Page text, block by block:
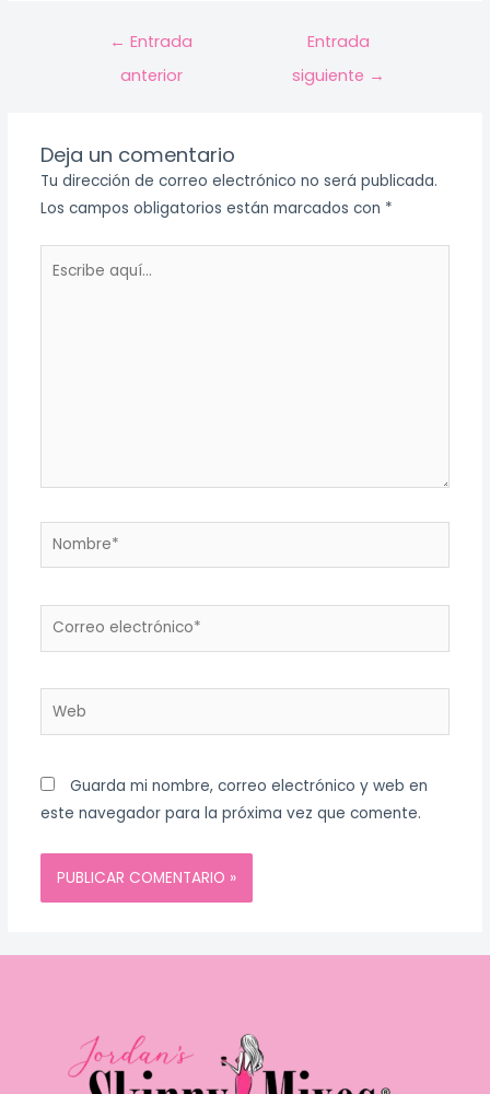
← Entrada
anterior
Entrada
siguiente →
Deja un comentario
Tu dirección de correo electrónico no será publicada.
Los campos obligatorios están marcados con *
Nombre*
Correo
Web
Guarda mi nombre, correo electrónico y web en
este navegador para la próxima vez que comente.